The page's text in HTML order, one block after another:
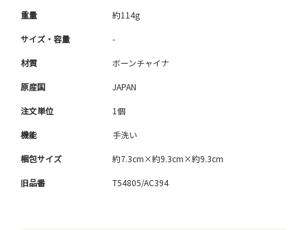
重量 約114g
サイズ・容量 -
材質 ボーンチャイナ
原産国 JAPAN
注文単位 1個
機能 手洗い
梱包サイズ 約7.3cm×約9.3cm×約9.3cm
旧品番 T54805/AC394